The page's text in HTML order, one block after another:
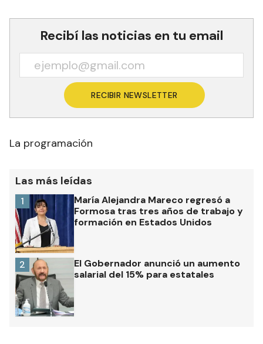
Recibí las noticias en tu email
RECIBIR NEWSLETTER
La programación
Las más leídas
María Alejandra Mareco regresó a
Formosa tras tres años de trabajo y
formación en Estados Unidos
1
El Gobernador anunció un aumento
salarial del 15% para estatales
2